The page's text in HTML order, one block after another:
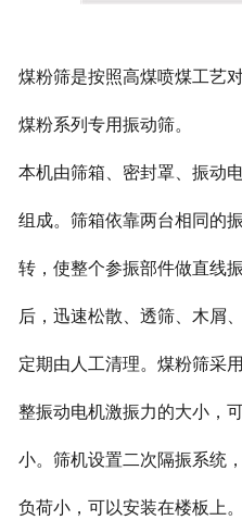
煤粉筛是按照高煤喷煤工艺
煤粉系列专用振动筛。
本机由筛箱、密封罩、振动
组成。筛箱依靠两台相同的
转，使整个参振部件做直线
后，迅速松散、透筛、木屑
定期由人工清理。煤粉筛采
整振动电机激振力的大小，
小。筛机设置二次隔振系统
负荷小，可以安装在楼板上